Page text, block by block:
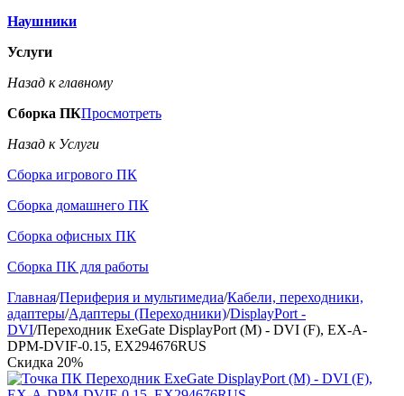
Наушники
Услуги
Назад к главному
Сборка ПКПросмотреть
Назад к Услуги
Сборка игрового ПК
Сборка домашнего ПК
Сборка офисных ПК
Сборка ПК для работы
Главная/Периферия и мультимедиа/Кабели, переходники,
адаптеры/Адаптеры (Переходники)/DisplayPort -
DVI/Переходник ExeGate DisplayPort (M) - DVI (F), EX-A-
DPM-DVIF-0.15, EX294676RUS
Скидка 20%